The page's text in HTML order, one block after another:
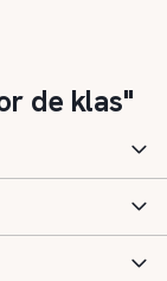
de klas"